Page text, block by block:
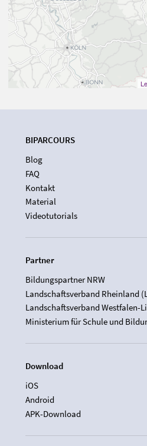
BIPARCOURS
Blog
FAQ
Kontakt
Material
Videotutorials
Partner
Bildungspartner NRW
Landschaftsverband Rheinland
Landschaftsverband Westfalen-
Ministerium für Schule und
Download
iOS
Android
APK-Download